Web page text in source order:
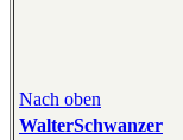
Nach oben
WalterSchwanzer